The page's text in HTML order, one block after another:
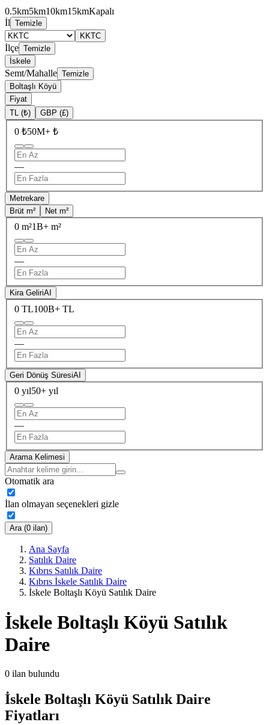
0.5km5km10km15kmKapalı
İl Temizle
KKTC
İlçe Temizle
İskele
Semt/Mahalle Temizle
Boltaşlı Köyü
Fiyat
TL (₺)
GBP (£)
0 ₺50M+ ₺
—
Metrekare
Brüt m²
Net m²
0 m²1B+ m²
—
Kira GeliriAI
0 TL100B+ TL
—
Geri Dönüş SüresiAI
0 yıl50+ yıl
—
Arama Kelimesi
Otomatik ara
İlan olmayan seçenekleri gizle
Ara (0 ilan)
Ana Sayfa
Satılık Daire
Kıbrıs Satılık Daire
Kıbrıs İskele Satılık Daire
İskele Boltaşlı Köyü Satılık Daire
İskele Boltaşlı Köyü Satılık
Daire
0 ilan bulundu
İskele Boltaşlı Köyü Satılık Daire
Fiyatları